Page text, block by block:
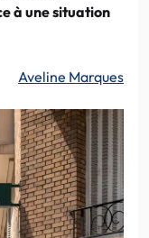
à une situation
Aveline Marques